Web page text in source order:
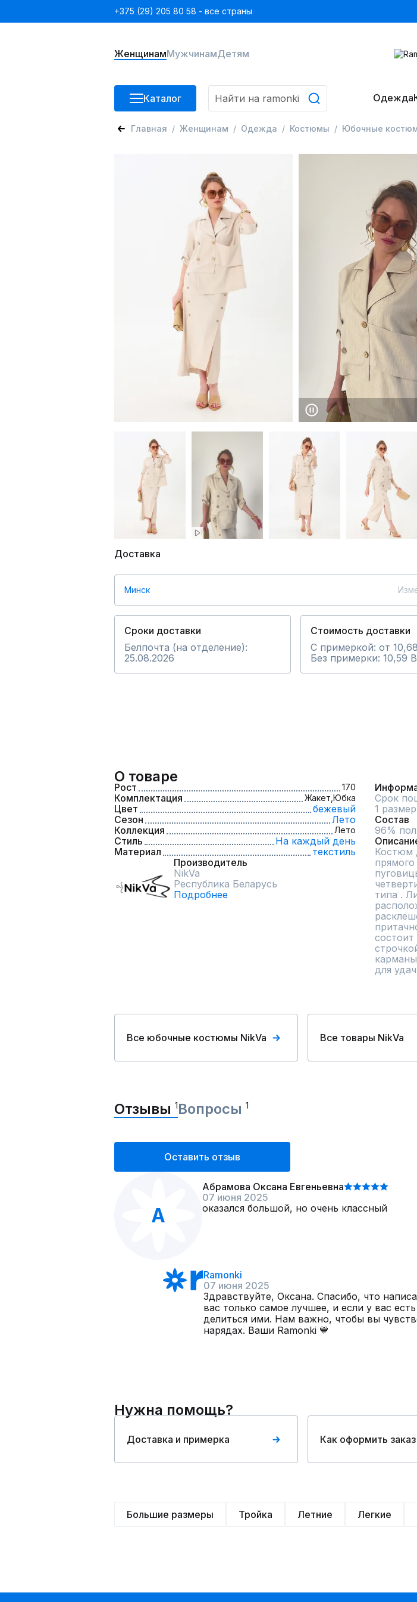
+375 (29) 205 80 58 - все страны
ЖенщинамМужчинамДетям
Каталог Одежда
Главная Женщинам Одежда Костюмы Юбочные
Доставка
Минск
Сроки доставки
Белпочта (на отделение):
25.08.2026
Стоимость доставки
С примеркой: от
Без примерки: 10,59
О товаре
Рост 170
Комплектация Жакет, Юбка
Цвет
бежевый
Сезон
Лето
Коллекция
Лето
Стиль
На каждый день
Материал
текстиль
Производитель
NikVa
Республика Беларусь
Подробнее
Срок
1
Состав
96%
Костюм
типа .
состоит
для
Все юбочные костюмы NikVa Все товары NikVa
Отзывы 1Вопросы 1
Оставить отзыв
А
Абрамова Оксана Евгеньевна
07 июня 2025
оказался большой, но очень классный
Ramonki
07 июня 2025
Здравствуйте, Оксана. Спасибо, что
вас только самое лучшее, и если у вас
делиться ими. Нам важно, чтобы вы
нарядах. Ваши Ramonki 💙
Нужна помощь?
Доставка и примерка Как оформить заказ
Большие размеры Тройка Летние Легкие